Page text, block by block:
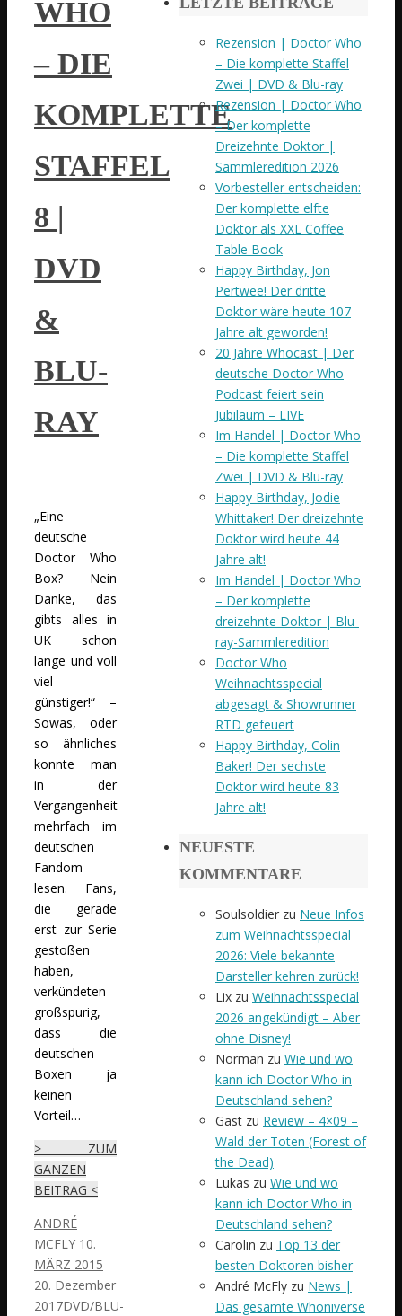
WHO
– DIE
KOMPLETTE
STAFFEL
8 |
DVD
&
BLU-
RAY
„Eine
deutsche
Doctor Who
Box? Nein
Danke, das
gibts alles in
UK schon
lange und voll
viel
günstiger!“ –
Sowas, oder
so ähnliches
konnte man
in der
Vergangenheit
mehrfach im
deutschen
Fandom
lesen. Fans,
die gerade
erst zur Serie
gestoßen
haben,
verkündeten
großspurig,
dass die
deutschen
Boxen ja
keinen
Vorteil…
> ZUM
GANZEN
BEITRAG <
ANDRÉ
MCFLY 10.
MÄRZ 2015
20. Dezember
2017DVD/BLU-
Rezension | Doctor Who
– Die komplette Staffel
Zwei | DVD & Blu-ray
Rezension | Doctor Who
– Der komplette
Dreizehnte Doktor |
Sammleredition 2026
Vorbesteller entscheiden:
Der komplette elfte
Doktor als XXL Coffee
Table Book
Happy Birthday, Jon
Pertwee! Der dritte
Doktor wäre heute 107
Jahre alt geworden!
20 Jahre Whocast | Der
deutsche Doctor Who
Podcast feiert sein
Jubiläum – LIVE
Im Handel | Doctor Who
– Die komplette Staffel
Zwei | DVD & Blu-ray
Happy Birthday, Jodie
Whittaker! Der dreizehnte
Doktor wird heute 44
Jahre alt!
Im Handel | Doctor Who
– Der komplette
dreizehnte Doktor | Blu-
ray-Sammleredition
Doctor Who
Weihnachtsspecial
abgesagt & Showrunner
RTD gefeuert
Happy Birthday, Colin
Baker! Der sechste
Doktor wird heute 83
Jahre alt!
NEUESTE
KOMMENTARE
Soulsoldier zu Neue Infos
zum Weihnachtsspecial
2026: Viele bekannte
Darsteller kehren zurück!
Lix zu Weihnachtsspecial
2026 angekündigt – Aber
ohne Disney!
Norman zu Wie und wo
kann ich Doctor Who in
Deutschland sehen?
Gast zu Review – 4×09 –
Wald der Toten (Forest of
the Dead)
Lukas zu Wie und wo
kann ich Doctor Who in
Deutschland sehen?
Carolin zu Top 13 der
besten Doktoren bisher
André McFly zu News |
Das gesamte Whoniverse